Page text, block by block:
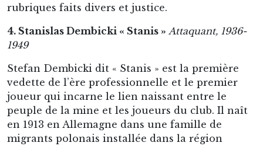
rubriques faits divers et justice.
4. Stanislas Dembicki « Stanis » Attaquant, 1936-
1949
Stefan Dembicki dit « Stanis » est la première
vedette de l’ère professionnelle et le premier
joueur qui incarne le lien naissant entre le
peuple de la mine et les joueurs du club. Il naît
en 1913 en Allemagne dans une famille de
migrants polonais installée dans la région